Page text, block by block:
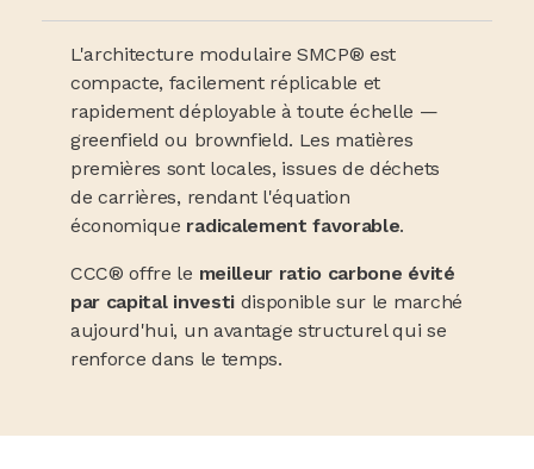
L'architecture modulaire SMCP® est
compacte, facilement réplicable et
rapidement déployable à toute échelle —
greenfield ou brownfield. Les matières
premières sont locales, issues de déchets
de carrières, rendant l'équation
économique radicalement favorable.
CCC® offre le meilleur ratio carbone évité
par capital investidisponible sur le marché
aujourd'hui, un avantage structurel qui se
renforce dans le temps.